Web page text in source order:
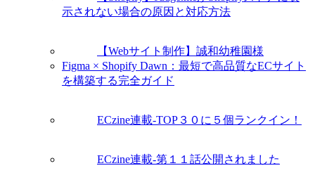
示されない場合の原因と対応方法
【Webサイト制作】誠和幼稚園様
Figma × Shopify Dawn：最短で高品質なECサイト
を構築する完全ガイド
ECzine連載-TOP３０に５個ランクイン！
ECzine連載-第１１話公開されました